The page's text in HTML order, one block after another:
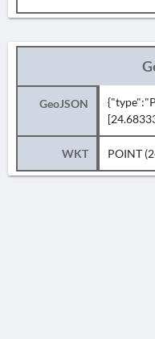
GeoJSON
WKT POINT